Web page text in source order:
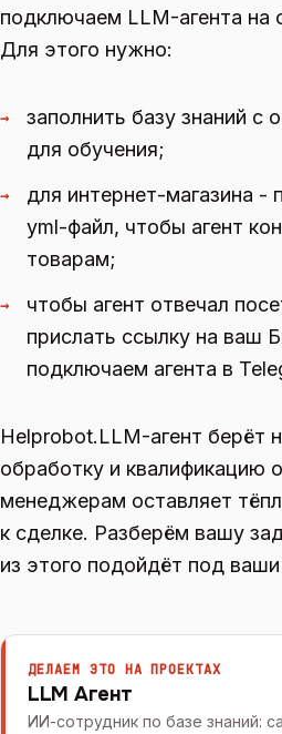
подключаем LLM-агента на
Для этого нужно:
→
заполнить базу знаний с
для обучения;
→
для интернет-магазина -
yml-файл, чтобы агент
товарам;
→
чтобы агент отвечал
прислать ссылку на ваш
подключаем агента в
Helprobot.LLM-агент берёт
обработку и квалификацию
менеджерам оставляет
к сделке. Разберём вашу
из этого подойдёт под
ДЕЛАЕМ ЭТО НА ПРОЕКТАХ
LLM Агент
ИИ-сотрудник по базе знаний: